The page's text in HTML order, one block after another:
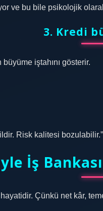
ve bu bile psikolojik
3. Kredi
iştahını gösterir.
Risk kalitesi bozulabilir.”
İş
hayatidir. Çünkü net kâr,